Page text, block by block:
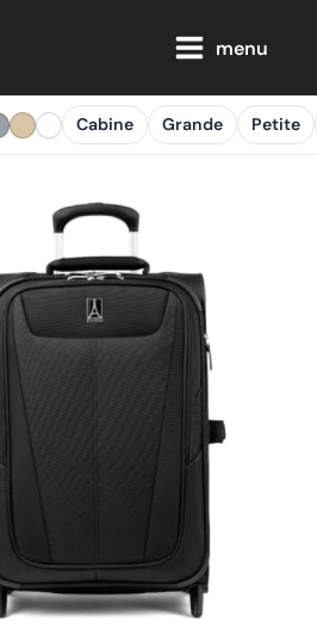
menu
Cabine Grande Petite